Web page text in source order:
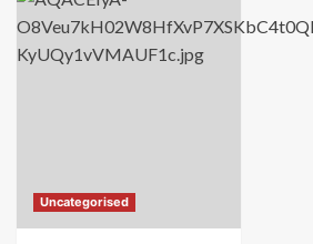
Uncategorised